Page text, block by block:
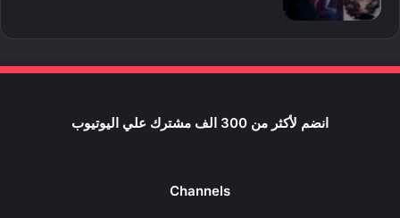
انضم لأكثر من 300 الف مشترك علي اليوتيوب
Channels